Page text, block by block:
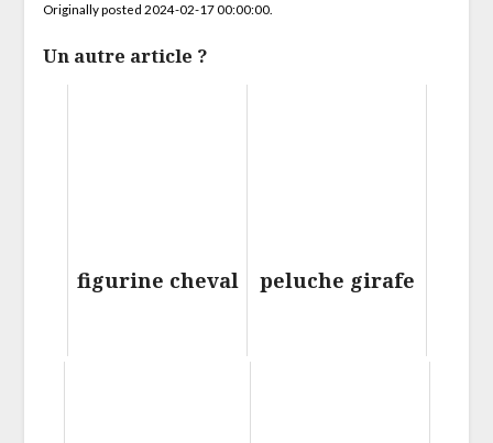
Originally posted 2024-02-17 00:00:00.
Un autre article ?
figurine cheval peluche girafe